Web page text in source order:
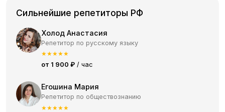
Сильнейшие репетиторы РФ
Холод Анастасия
Репетитор по русскому языку
★★★★★
от 1 900 ₽ / час
Егошина Мария
Репетитор по обществознанию
★★★★★